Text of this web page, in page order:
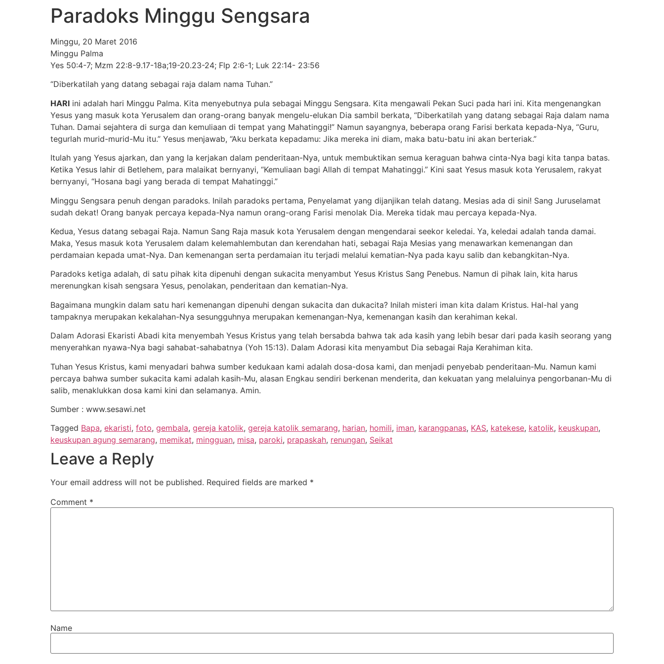
Paradoks Minggu Sengsara
Minggu, 20 Maret 2016
Minggu Palma
Yes 50:4-7; Mzm 22:8-9.17-18a;19-20.23-24; Flp 2:6-1; Luk 22:14- 23:56
“Diberkatilah yang datang sebagai raja dalam nama Tuhan.”
HARI ini adalah hari Minggu Palma. Kita menyebutnya pula sebagai Minggu Sengsara. Kita mengawali Pekan Suci pada hari ini. Kita mengenangkan
Yesus yang masuk kota Yerusalem dan orang-orang banyak mengelu-elukan Dia sambil berkata, “Diberkatilah yang datang sebagai Raja dalam nama
Tuhan. Damai sejahtera di surga dan kemuliaan di tempat yang Mahatinggi!” Namun sayangnya, beberapa orang Farisi berkata kepada-Nya, “Guru,
tegurlah murid-murid-Mu itu.” Yesus menjawab, “Aku berkata kepadamu: Jika mereka ini diam, maka batu-batu ini akan berteriak.”
Itulah yang Yesus ajarkan, dan yang Ia kerjakan dalam penderitaan-Nya, untuk membuktikan semua keraguan bahwa cinta-Nya bagi kita tanpa batas.
Ketika Yesus lahir di Betlehem, para malaikat bernyanyi, “Kemuliaan bagi Allah di tempat Mahatinggi.” Kini saat Yesus masuk kota Yerusalem, rakyat
bernyanyi, “Hosana bagi yang berada di tempat Mahatinggi.”
Minggu Sengsara penuh dengan paradoks. Inilah paradoks pertama, Penyelamat yang dijanjikan telah datang. Mesias ada di sini! Sang Juruselamat
sudah dekat! Orang banyak percaya kepada-Nya namun orang-orang Farisi menolak Dia. Mereka tidak mau percaya kepada-Nya.
Kedua, Yesus datang sebagai Raja. Namun Sang Raja masuk kota Yerusalem dengan mengendarai seekor keledai. Ya, keledai adalah tanda damai.
Maka, Yesus masuk kota Yerusalem dalam kelemahlembutan dan kerendahan hati, sebagai Raja Mesias yang menawarkan kemenangan dan
perdamaian kepada umat-Nya. Dan kemenangan serta perdamaian itu terjadi melalui kematian-Nya pada kayu salib dan kebangkitan-Nya.
Paradoks ketiga adalah, di satu pihak kita dipenuhi dengan sukacita menyambut Yesus Kristus Sang Penebus. Namun di pihak lain, kita harus
merenungkan kisah sengsara Yesus, penolakan, penderitaan dan kematian-Nya.
Bagaimana mungkin dalam satu hari kemenangan dipenuhi dengan sukacita dan dukacita? Inilah misteri iman kita dalam Kristus. Hal-hal yang
tampaknya merupakan kekalahan-Nya sesungguhnya merupakan kemenangan-Nya, kemenangan kasih dan kerahiman kekal.
Dalam Adorasi Ekaristi Abadi kita menyembah Yesus Kristus yang telah bersabda bahwa tak ada kasih yang lebih besar dari pada kasih seorang yang
menyerahkan nyawa-Nya bagi sahabat-sahabatnya (Yoh 15:13). Dalam Adorasi kita menyambut Dia sebagai Raja Kerahiman kita.
Tuhan Yesus Kristus, kami menyadari bahwa sumber kedukaan kami adalah dosa-dosa kami, dan menjadi penyebab penderitaan-Mu. Namun kami
percaya bahwa sumber sukacita kami adalah kasih-Mu, alasan Engkau sendiri berkenan menderita, dan kekuatan yang melaluinya pengorbanan-Mu di
salib, menaklukkan dosa kami kini dan selamanya. Amin.
Sumber : www.sesawi.net
Tagged Bapa, ekaristi, foto, gembala, gereja katolik, gereja katolik semarang, harian, homili, iman, karangpanas, KAS, katekese, katolik, keuskupan,
keuskupan agung semarang, memikat, mingguan, misa, paroki, prapaskah, renungan, Seikat
Leave a Reply
Your email address will not be published. Required fields are marked *
Comment *
Name